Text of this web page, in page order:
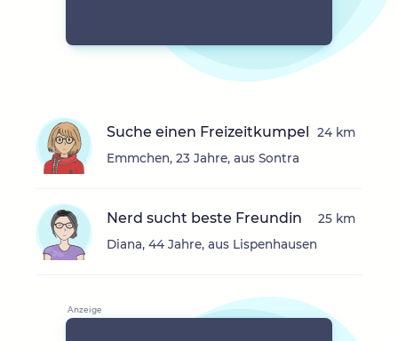
Suche einen Freizeitkumpel
Emmchen, 23 Jahre, aus Sontra
24 km
Nerd sucht beste Freundin
Diana, 44 Jahre, aus Lispenhausen
25 km